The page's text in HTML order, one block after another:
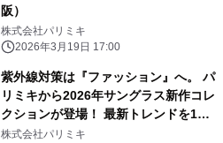
阪）
株式会社パリミキ
2026年3月19日 17:00
紫外線対策は『ファッション』へ。 パ
リミキから2026年サングラス新作コレ
クションが登場！ 最新トレンドを120
種類の圧倒的バリエーションで展開。
株式会社パリミキ